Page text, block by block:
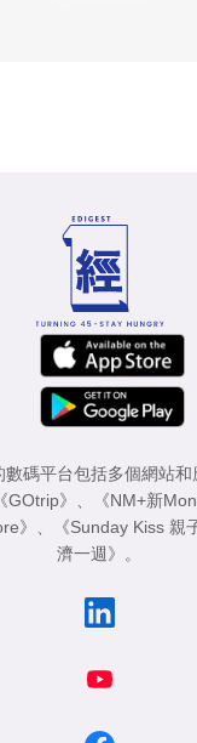
數碼平台包括多個網站和
《GOtrip》 《NM+新
》 《Sunday Kiss 親
濟一週》
。